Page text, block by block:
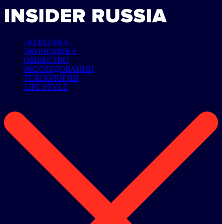
ПОЛИТИКА
ЭКОНОМИКА
ОБЩЕСТВО
РАССЛЕДОВАНИЯ
ТЕХНОЛОГИИ
LIFE STYLE